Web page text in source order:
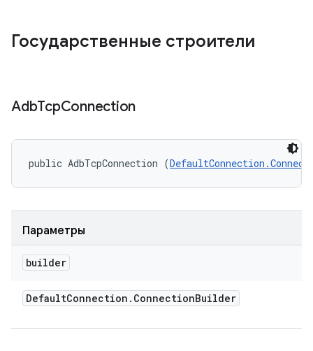
Государственные строители
AdbTcpConnection
public AdbTcpConnection (
Параметры
builder
DefaultConnection . ConnectionBuilder